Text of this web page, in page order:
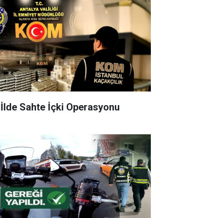
Sahte İçki Operasyonu